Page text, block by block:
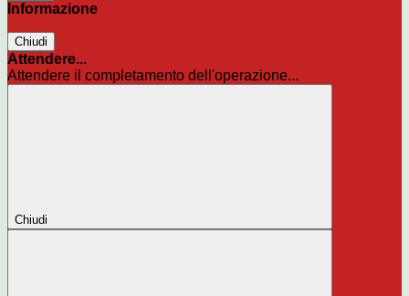
Informazione
Chiudi
Attendere...
Attendere il completamento dell'operazione...
Chiudi